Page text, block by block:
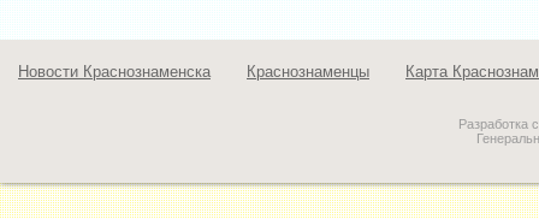
Новости Краснознаменска Краснознаменцы Карта
Разработка